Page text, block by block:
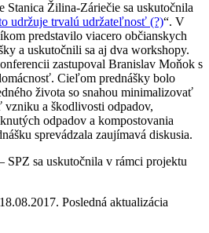
Žilina-Záriečie sa uskutočnila
udržuje trvalú udržateľnosť (?)“. V
predstavilo viacero občianskych
a uskutočnili sa aj dva workshopy.
zastupoval Branislav Moňok s
Cieľom prednášky bolo
života so snahou minimalizovať
vzniku a škodlivosti odpadov,
odpadov a kompostovania
sprevádzala zaujímavá diskusia.
SPZ sa uskutočnila v rámci projektu
Posledná aktualizácia